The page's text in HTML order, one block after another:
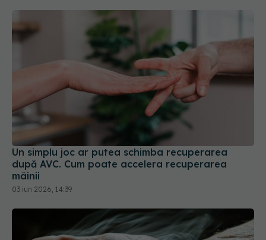
Un simplu joc ar putea schimba recuperarea
după AVC. Cum poate accelera recuperarea
mâinii
03 iun 2026, 14:39